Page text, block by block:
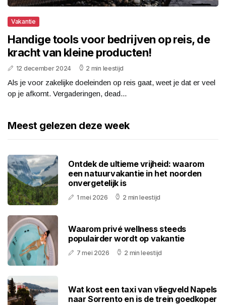
Vakantie
Handige tools voor bedrijven op reis, de
kracht van kleine producten!
12 december 2024 2 min leestijd
Als je voor zakelijke doeleinden op reis gaat, weet je dat er veel
op je afkomt. Vergaderingen, dead...
Meest gelezen deze week
Ontdek de ultieme vrijheid: waarom
een natuurvakantie in het noorden
onvergetelijk is
1 mei 2026 2 min leestijd
Waarom privé wellness steeds
populairder wordt op vakantie
7 mei 2026 2 min leestijd
Wat kost een taxi van vliegveld Napels
naar Sorrento en is de trein goedkoper